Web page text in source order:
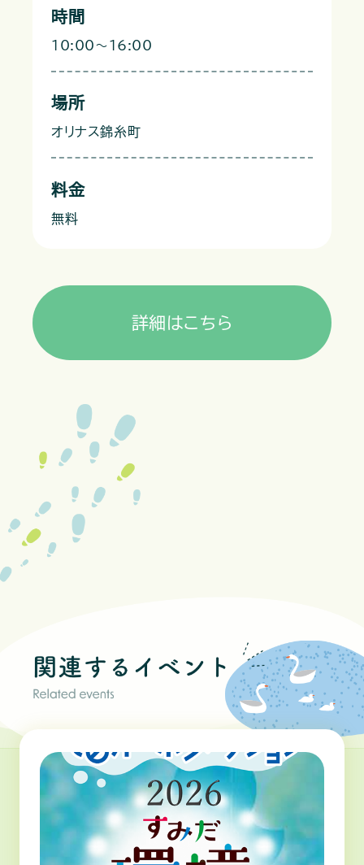
時間
10:00～16:00
場所
オリナス錦糸町
料金
無料
詳細はこちら